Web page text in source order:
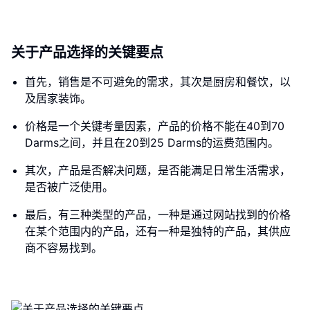
关于产品选择的关键要点
首先，销售是不可避免的需求，其次是厨房和餐饮，以
及居家装饰。
价格是一个关键考量因素，产品的价格不能在40到70
Darms之间，并且在20到25 Darms的运费范围内。
其次，产品是否解决问题，是否能满足日常生活需求，
是否被广泛使用。
最后，有三种类型的产品，一种是通过网站找到的价格
在某个范围内的产品，还有一种是独特的产品，其供应
商不容易找到。